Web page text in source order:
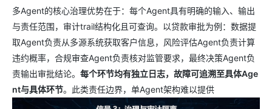
多Agent的核心治理优势在于：每个Agent具有明确的输入、输出
与责任范围，审计trail结构化且可查询。以贷款审批为例：数据提
取Agent负责从多源系统获取客户信息，风险评估Agent负责计算
违约概率，合规审查Agent负责核对监管要求，最终决策Agent负
责输出审批结论。 每个环节均有独立日志，故障可追溯至具体Age
nt与具体环节。此类责任边界，单Agent架构难以提供